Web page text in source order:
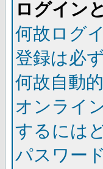
ログイン
何故ログ
登録は必
何故自動
オンライ
するには
パスワー